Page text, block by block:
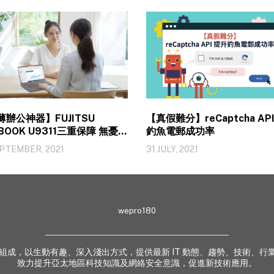
辦公神器】FUJITSU
U9311三重保障 無憂應
辦公模式 2021
【真假難分】reCaptcha
釣魚電郵成功率
31 JULY, 2021
wepro180
成，以生動有趣、深入淺出方式，提供最新 IT 動態、趨勢、技術、行
致力提升亞太地區科技知識及網絡安全意識，促進新技術應用。